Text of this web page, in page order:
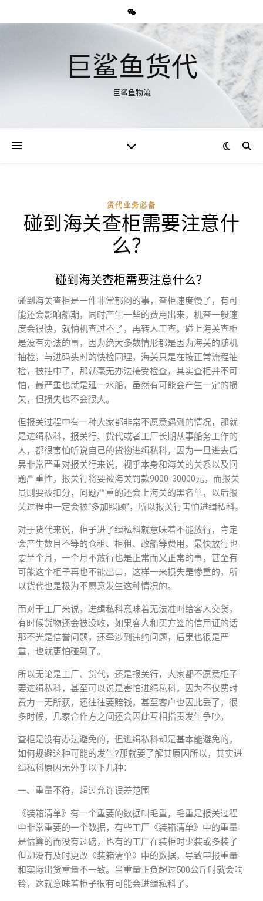
巨鲨鱼货代
巨鲨鱼物流
货代业务必备
碰到海关查柜需要注意什
么？
碰到海关查柜需要注意什么？
碰到海关查柜是一件非常郁闷的事，查柜速度慢了，有可
能还会影响船期，同时产生一些的费用出来，机查一般速
度会很快，就怕机查过不了，再转人工查。碰上海关查柜
是没有办法的事，因为绝大多数情形都是因为海关的随机
抽检，与进码头时的快检同理，海关只是在按正常流程抽
检，被抽中了，那就毫无办法接受检查，其实查柜并不可
怕，最严重也就是延一水船，虽然有可能会产生一定的损
失，但损失也不会很大。
但报关过程中有一种大家都非常不愿意遇到的情况，那就
是进缉私科，报关行、货代或者工厂长期从事船务工作的
人，都很害怕听说自己的货物进缉私科，因为一旦进去后
果非常严重对报关行来说，视乎本身和海关的关系以及问
题严重性，报关行将要被海关罚款9000-30000元，而报关
员则要被扣分，问题严重的还会上海关的黑名单，以后报
关过程中一定会被“多加照顾”，所以报关行害怕进缉私科。
对于货代来说，柜子进了缉私科就意味着不能放行，肯定
会产生数目不等的仓租、柜租、改船等费用。最快放行也
要半个月，一个月不放行也是正常而又正常的事，甚至有
可能这个柜子再也不能出口，这样一来损失是惨重的，所
以货代也是极为不愿意发生这种情况的。
而对于工厂来说，进缉私科意味着无法准时给客人交货，
有时候货物还会被没收，如果客人和买方签的信用证的话
那不光是信誉问题，还牵涉到违约问题，后果也很是严
重，也就更怕碰到了。
所以无论是工厂、货代，还是报关行，大家都不愿意柜子
要进缉私科，甚至可以说是害怕进缉私科，因为不仅费时
费力一无所获，还往往要赔钱，甚至客户也因此丢了，很
多时候，几家合作方之间还会因此互相指责发生争吵。
查柜是没有办法避免的，但进缉私科却是基本能避免的，
如何规避这种可能的发生?那就要了解其原因所以，其实进
缉私科原因无外乎以下几种：
一、重量不符，超过允许误差范围
《装箱清单》有一个重要的数据叫毛重，毛重是报关过程
中非常重要的一个数据，有些工厂《装箱清单》中的重量
是估算的而没有过磅，也有的工厂在装柜时少装或多装了
但却没有及时更改《装箱清单》中的数据，导致申报重量
和实际出货重量不一致。当重量正负超过500公斤时就会响
铃，这就意味着柜子很有可能会进缉私科了。